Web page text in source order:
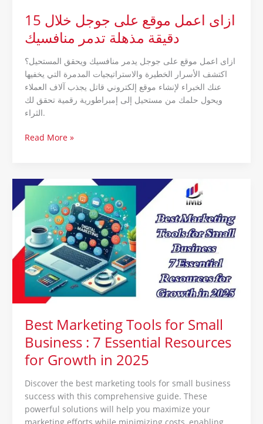
ازاى اعمل موقع على جوجل خلال 15
دقيقة مذهلة تدمر منافسيك
ازاى اعمل موقع على جوجل يدمر منافسيك ويحقق المستحيل؟
اكتشف الأسرار الخطيرة والاستراتيجيات المدمرة التي يخفيها
عنك الخبراء لإنشاء موقع إلكتروني قاتل يجذب آلاف العملاء
ويحول حلمك من مستحيل إلى إمبراطورية رقمية تحقق لك
الثراء.
Read More »
Best Marketing Tools for Small
Business : 7 Essential Resources
for Growth in 2025
Discover the best marketing tools for small business
success with this comprehensive guide. These
powerful solutions will help you maximize your
marketing efforts while minimizing costs, enabling
Best
Marketing
for
Small
Business
:
7
Essential
Resources
Growth
in
2025